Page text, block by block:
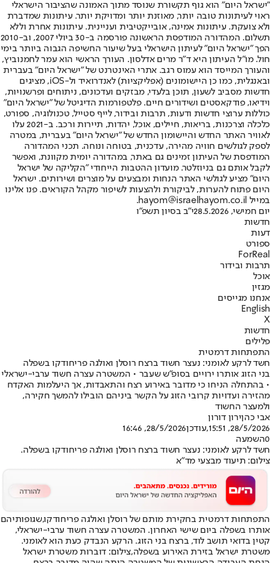
"ישראל היום" הוא גוף תקשורת שנוסד מתוך האמונה שהציבור הישראלי
ראוי לעיתונות טובה יותר, מאוזנת יותר ומדויקת יותר. עיתונות שמדברת
ולא צועקת. עיתונות אמינה, אובייקטיבית ועניינית. עיתונות אחרת וללא
תשלום. המהדורה המודפסת הראשונה פורסמה ב-30 ביולי 2007, וב-2010
הפך "ישראל היום" לעיתון הישראלי בעל שיעור החשיפה הגבוה ביותר בימי
חול. מו"ל העיתון היא ד"ר מרים אדלסון. העורך הראשי הוא עמר לחמנוביץ,
והעורך המייסד הוא עמוס רגב. אתרי האינטרנט של "ישראל היום" בעברית
ובאנגלית, כמו כן היישומונים (אפליקציות) לאנדרואיד ול-iOS, מציגים
חדשות מסביב לשעון, תוכן בלעדי, מבזקים ועדכונים, ניתוחים ופרשנויות,
וידיאו, פודקאסטים ושידורים חיים. פלטפורמות הדיגיטל של "ישראל היום"
כוללות ערוצי חדשות ודעות, תרבות ובידור, לייף סטייל, טכנולוגיה, ספורט,
כלכלה וצרכנות, בריאות, חיילים, אוכל, יהדות, תיירות ורכב. ב-2021 עלו
לאוויר האתר החדש והיישומון החדש של "ישראל היום" בעברית, במטרה
לספק לגולשים חוויה מהירה, עדכנית, בטוחה ונוחה. תכני המהדורה
המודפסת של העיתון זמינים גם באתר, במהדורה יומית מקוונת, ואפשר
לקבל אותם גם בניוזלטר. מועדון ההטבות הייחודי "הקליקה של ישראל
היום" מציע לגולשי האתר הנחות ומבצעים על מוצרים ושירותים. ישראל
היום פתוח להערות, לביקורת ולהצעות לשיפור מקהל הקוראים. פנו אלינו
במייל hayom@israelhayom.co.il.
יום חמישי, 28.5.2026
י"ב בסיון תשפ"ו
חדשות
דעות
ספורט
ForReal
תרבות ובידור
אוכל
מגזין
אנחנו מגייסים
English
X
חדשות
פלילים
התפתחות דרמטית
חשד לרקע לאומני: נעצר חשוד ברצח רוסלן ואולגה פריחודקו בשפלה
בני הזוג אותרו ירויים בסופ"ש שעבר • המשטרה עצרה חשוד ערבי-ישראלי
• בהתחלה הניחו כי מדובר באירוע רצח והתאבדות, אך היעלמות האקדח
מהזירה ועדויות קרובי הזוג על הקשר ביניהם הובילו להמשך חקירה,
ולמעצר החשוד
אבי כהןירון דורון
28/5/2026, 15:51
,עודכן28/5/2026, 16:46
0השמעה
חשד לרקע לאומני: נעצר חשוד ברצח רוסלן ואולגה פריחודקו בשפלה.
צילום: תיעוד מבצעי מד"א
התפתחות דרמטית בחקירת מותם של רוסלן ואולגה פריחודקו,שגופותיהם
אותרו בשפלה ביום שישי האחרון. המשטרה עצרה חשוד ערבי-ישראלי,
קטין בדואי תושב לוד, ברצח בני הזוג. הרקע הנבדק כעת הוא לאומני.
משטרת ישראל בזירת האירוע בשפלה,צילום: דוברות משטרת ישראל